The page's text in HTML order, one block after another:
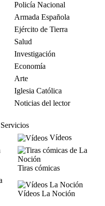
Policía Nacional
Armada Española
Ejército de Tierra
Salud
Investigación
Economía
Arte
Iglesia Católica
Noticias del lector
Servicios
Vídeos
Tiras cómicas
Vídeos La Noción